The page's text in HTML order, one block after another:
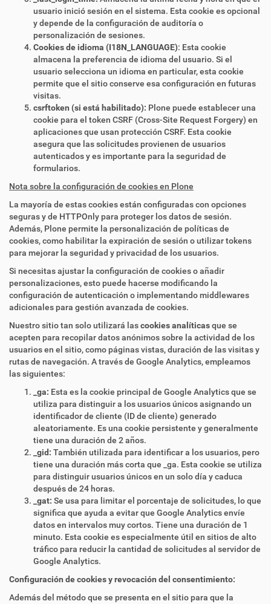
usuario inició sesión en el sistema. Esta cookie es opcional
y depende de la configuración de auditoría o
personalización de sesiones.
Cookies de idioma (I18N_LANGUAGE): Esta cookie
almacena la preferencia de idioma del usuario. Si el
usuario selecciona un idioma en particular, esta cookie
permite que el sitio conserve esa configuración en futuras
visitas.
csrftoken (si está habilitado): Plone puede establecer una
cookie para el token CSRF (Cross-Site Request Forgery) en
aplicaciones que usan protección CSRF. Esta cookie
asegura que las solicitudes provienen de usuarios
autenticados y es importante para la seguridad de
formularios.
Nota sobre la configuración de cookies en Plone
La mayoría de estas cookies están configuradas con opciones
seguras y de HTTPOnly para proteger los datos de sesión.
Además, Plone permite la personalización de políticas de
cookies, como habilitar la expiración de sesión o utilizar tokens
para mejorar la seguridad y privacidad de los usuarios.
Si necesitas ajustar la configuración de cookies o añadir
personalizaciones, esto puede hacerse modificando la
configuración de autenticación o implementando middlewares
adicionales para gestión avanzada de cookies.
Nuestro sitio tan solo utilizará lascookies analíticasque se
acepten para recopilar datos anónimos sobre la actividad de los
usuarios en el sitio, como páginas vistas, duración de las visitas y
rutas de navegación. A través de Google Analytics, empleamos
las siguientes:
_ga: Esta es la cookie principal de Google Analytics que se
utiliza para distinguir a los usuarios únicos asignando un
identificador de cliente (ID de cliente) generado
aleatoriamente. Es una cookie persistente y generalmente
tiene una duración de 2 años.
_gid: También utilizada para identificar a los usuarios, pero
tiene una duración más corta que _ga. Esta cookie se utiliza
para distinguir usuarios únicos en un solo día y caduca
después de 24 horas.
_gat: Se usa para limitar el porcentaje de solicitudes, lo que
significa que ayuda a evitar que Google Analytics envíe
datos en intervalos muy cortos. Tiene una duración de 1
minuto. Esta cookie es especialmente útil en sitios de alto
tráfico para reducir la cantidad de solicitudes al servidor de
Google Analytics.
Configuración de cookies y revocación del consentimiento:
Además del método que se presenta en el sitio para que la